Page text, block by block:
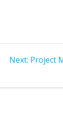
Next: Next
Project